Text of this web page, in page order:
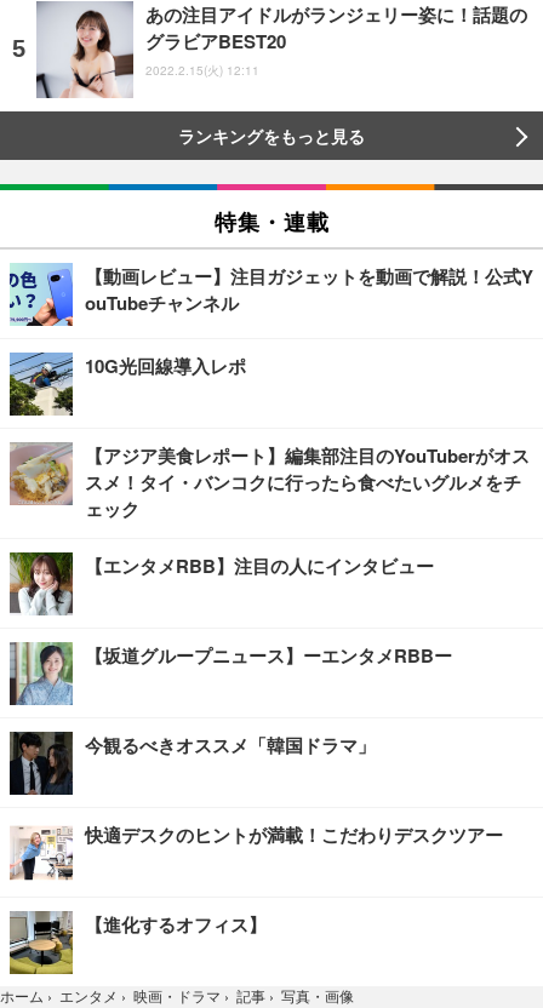
あの注目アイドルがランジェリー姿に！話題の
グラビアBEST20
2022.2.15(火) 12:11
ランキングをもっと見る
特集・連載
【動画レビュー】注目ガジェットを動画で解説！公式Y
ouTubeチャンネル
10G光回線導入レポ
【アジア美食レポート】編集部注目のYouTuberがオス
スメ！タイ・バンコクに行ったら食べたいグルメをチ
ェック
【エンタメRBB】注目の人にインタビュー
【坂道グループニュース】ーエンタメRBBー
今観るべきオススメ「韓国ドラマ」
快適デスクのヒントが満載！こだわりデスクツアー
【進化するオフィス】
ホーム › エンタメ › 映画・ドラマ › 記事 › 写真・画像